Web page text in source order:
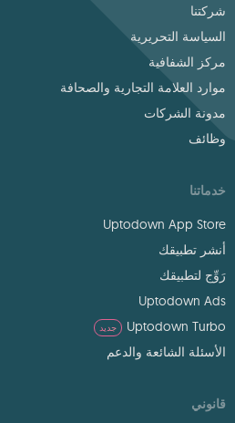
شركتنا
السياسة التحريرية
مركز الشفافية
موارد العلامة التجارية والصحافة
مدونة الشركات
وظائف
خدماتنا
Uptodown App Store
أنشر تطبيقك
رَوِّج لتطبيقك
Uptodown Ads
Uptodown Turbo
جديد
الأسئلة الشائعة والدعم
قانوني